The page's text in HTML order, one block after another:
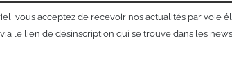
vous acceptez de recevoir nos actualités par voie
le lien de désinscription qui se trouve dans les